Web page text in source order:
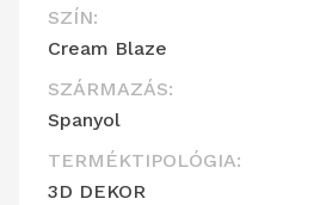
SZÍN:
Cream Blaze
SZÁRMAZÁS:
Spanyol
TERMÉKTIPOLÓGIA:
3D DEKOR